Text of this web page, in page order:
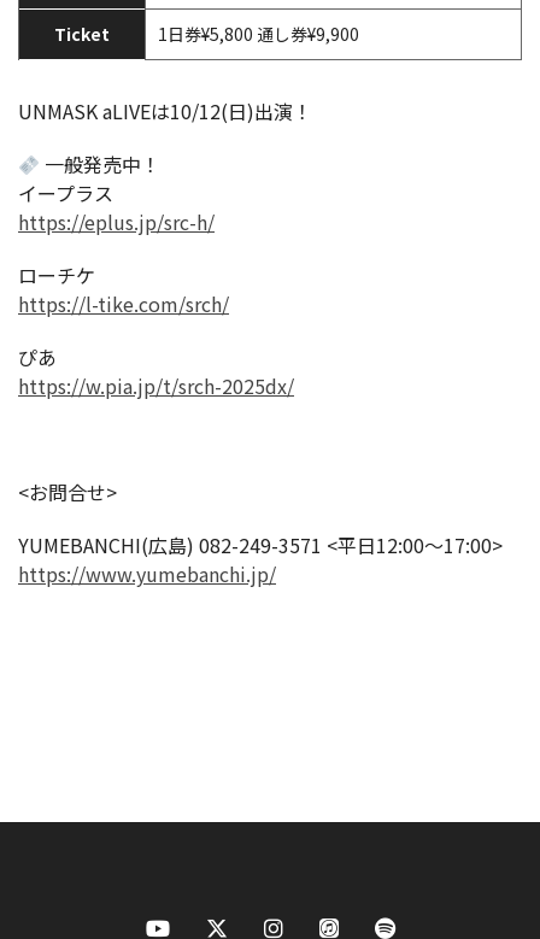
Ticket 1日券¥5,800 通し券¥9,900
UNMASK aLIVEは10/12(日)出演！
一般発売中！
イープラス
https://eplus.jp/src-h/
ローチケ
https://l-tike.com/srch/
ぴあ
https://w.pia.jp/t/srch-2025dx/
<お問合せ>
YUMEBANCHI(広島) 082-249-3571 <平日12:00～17:00>
https://www.yumebanchi.jp/